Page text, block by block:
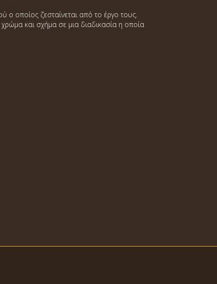
ο οποίος ζεσταίνεται από το έργο τους.
και σχήμα σε μια διαδικασία η οποία